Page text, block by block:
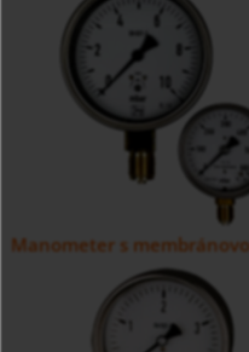
Manometer s